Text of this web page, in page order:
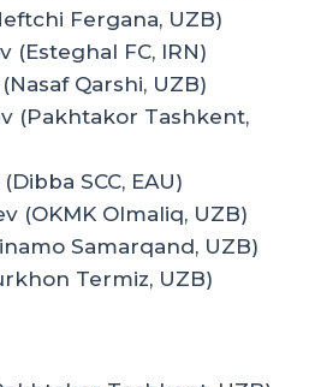
Fergana, UZB)
(Esteghal FC, IRN)
Qarshi, UZB)
(Pakhtakor Tashkent,
SCC, EAU)
(OKMK Olmaliq, UZB)
Samarqand, UZB)
Termiz, UZB)